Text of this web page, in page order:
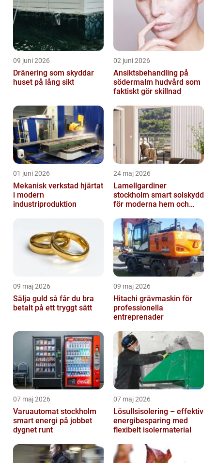
09 juni 2026
Dränering som skyddar
huset på lång sikt
02 juni 2026
Ansiktsbehandling på
södermalm hudvård som
faktiskt gör skillnad
01 juni 2026
Mekanisk verkstad hjärtat
i modern
industriproduktion
24 maj 2026
Lamellgardiner
stockholm smart solskydd
för moderna hem och
09 maj 2026
Sälja guld så får du bra
betalt på ett tryggt sätt
09 maj 2026
Hitachi grävmaskin för
professionella
entreprenader
07 maj 2026
Varuautomat stockholm
smart energi på jobbet
dygnet runt
07 maj 2026
Lösullsisolering – effektiv
energibesparing med
flexibelt isolermaterial